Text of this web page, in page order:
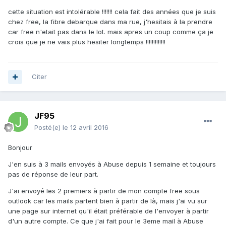
cette situation est intolérable !!!!!!! cela fait des années que je suis
chez free, la fibre debarque dans ma rue, j'hesitais à la prendre
car free n'etait pas dans le lot. mais apres un coup comme ça je
crois que je ne vais plus hesiter longtemps !!!!!!!!!!!!!
Citer
JF95
Posté(e) le 12 avril 2016
Bonjour
J'en suis à 3 mails envoyés à Abuse depuis 1 semaine et toujours
pas de réponse de leur part.
J'ai envoyé les 2 premiers à partir de mon compte free sous
outlook car les mails partent bien à partir de là, mais j'ai vu sur
une page sur internet qu'il était préférable de l'envoyer à partir
d'un autre compte. Ce que j'ai fait pour le 3eme mail à Abuse